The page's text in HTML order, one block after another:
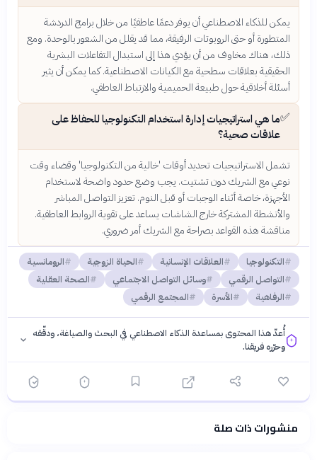
يمكن للذكاء الاصطناعي أن يوفر دعمًا عاطفيًا من خلال برامج الدردشة
المتطورة أو حتى الروبوتات الرفيقة، مما قد يقلل من الشعور بالوحدة. ومع
ذلك، هناك مخاوف من أن يؤدي هذا إلى استبدال التفاعلات البشرية
الحقيقية بعلاقات سطحية مع الكيانات الاصطناعية. كما يمكن أن يثير
أسئلة أخلاقية حول طبيعة الحميمية والارتباط العاطفي.
✅ما هي استراتيجيات إدارة استخدام التكنولوجيا للحفاظ على
علاقات صحية؟
تشمل الاستراتيجيات تحديد أوقات 'خالية من التكنولوجيا' وقضاء وقت
نوعي مع الشريك دون تشتيت. يجب وضع حدود واضحة لاستخدام
الأجهزة، خاصة أثناء الوجبات أو قبل النوم. تعزيز التواصل المباشر
والأنشطة المشتركة خارج الشاشات يساعد على تقوية الروابط العاطفية.
مناقشة هذه القواعد بصراحة مع الشريك أمر ضروري.
التكنولوجيا العلاقات الإنسانية الحياة الزوجية
الرومانسية
التواصل الرقمي
وسائل التواصل الاجتماعي
الصحة العقلية
الرفاهية
الأسرة المجتمع الرقمي
أُعدّ هذا المحتوى بمساعدة الذكاء الاصطناعي في البحث والصياغة، ودقّقه
وحرّره فريقنا.
فلسفتنا المعرفية· سياسة الذكاء الاصطناعيمنشورات ذات صلة